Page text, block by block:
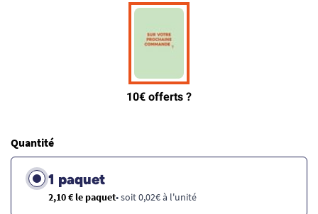
Quantité
1 paquet
2,10 € le paquet• soit 0,02€ à l'unité